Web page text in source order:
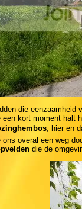
die eenzaamheid
een kort moment halt
, hier en
ons overal een weg
die de